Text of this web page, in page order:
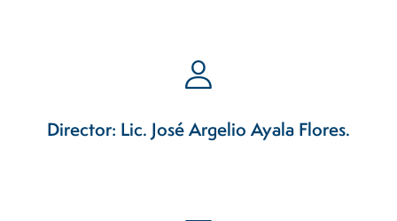
Director: Lic. José Argelio Ayala Flores.